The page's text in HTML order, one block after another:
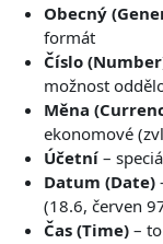
Obecný
formát
Číslo
možnost
Měna
ekonomové
Účetní –
Datum (Date)
(18.6, červen
Čas (Time) –